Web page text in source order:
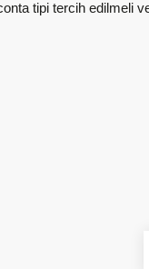
tipi tercih edilmeli